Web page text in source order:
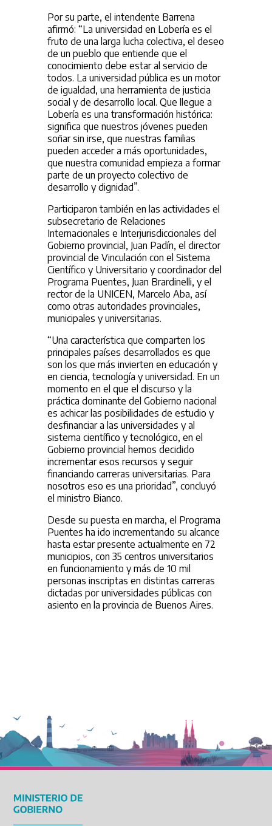
Por su parte, el intendente Barrena
afirmó: “La universidad en Lobería es el
fruto de una larga lucha colectiva, el deseo
de un pueblo que entiende que el
conocimiento debe estar al servicio de
todos. La universidad pública es un motor
de igualdad, una herramienta de justicia
social y de desarrollo local. Que llegue a
Lobería es una transformación histórica:
significa que nuestros jóvenes pueden
soñar sin irse, que nuestras familias
pueden acceder a más oportunidades,
que nuestra comunidad empieza a formar
parte de un proyecto colectivo de
desarrollo y dignidad”.
Participaron también en las actividades el
subsecretario de Relaciones
Internacionales e Interjurisdiccionales del
Gobierno provincial, Juan Padín, el director
provincial de Vinculación con el Sistema
Científico y Universitario y coordinador del
Programa Puentes, Juan Brardinelli, y el
rector de la UNICEN, Marcelo Aba, así
como otras autoridades provinciales,
municipales y universitarias.
“Una característica que comparten los
principales países desarrollados es que
son los que más invierten en educación y
en ciencia, tecnología y universidad. En un
momento en el que el discurso y la
práctica dominante del Gobierno nacional
es achicar las posibilidades de estudio y
desfinanciar a las universidades y al
sistema científico y tecnológico, en el
Gobierno provincial hemos decidido
incrementar esos recursos y seguir
financiando carreras universitarias. Para
nosotros eso es una prioridad”, concluyó
el ministro Bianco.
Desde su puesta en marcha, el Programa
Puentes ha ido incrementando su alcance
hasta estar presente actualmente en 72
municipios, con 35 centros universitarios
en funcionamiento y más de 10 mil
personas inscriptas en distintas carreras
dictadas por universidades públicas con
asiento en la provincia de Buenos Aires.